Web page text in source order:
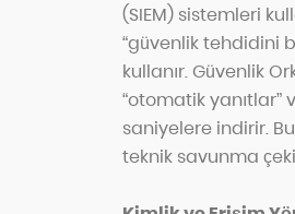
(SIEM) sistemleri
“güvenlik tehdidini
kullanır. Güvenlik
“otomatik
saniyelere indirir.
teknik savunma